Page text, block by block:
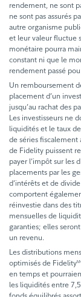
rendement, ne sont
ne sont pas assurés
autre organisme
et leur valeur fluctue
monétaire pourra
constant ni que le
rendement passé
Un remboursement
placement d’un
jusqu’au rachat des
Les investisseurs ne
liquidités et le taux
de séries fiscalement
de Fidelity puissent
payer l’impôt sur les
placements par les
d’intérêts et de
comportent
réinvestie dans des
mensuelles de
garanties; elles
un revenu.
Les distributions
optimisés de Fidelity
en temps et
les liquidités entre